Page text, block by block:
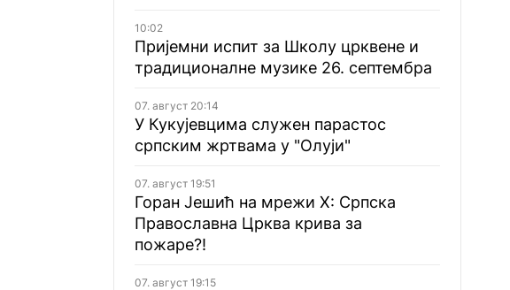
10:02
Пријемни испит за Школу црквене и
традиционалне музике 26. септембра
07. август 20:14
У Кукујевцима служен парастос
српским жртвама у "Олуји"
07. август 19:51
Горан Јешић на мрежи Х: Српска
Православна Црква крива за
пожаре?!
07. август 19:15